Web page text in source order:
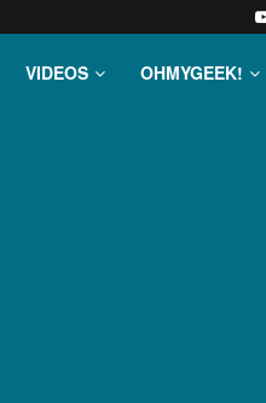
VIDEOS OHMYGEEK!